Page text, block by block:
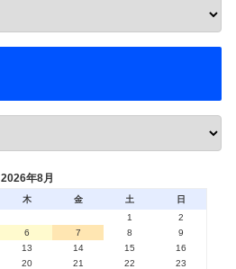
2026年8月
木 金 土
日
1
2
6 7 8
9
13 14 15
16
20 21 22
23